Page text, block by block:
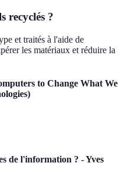
recyclés ?
et traités à l'aide de
les matériaux et réduire la
to Change What We
de l'information ? - Yves